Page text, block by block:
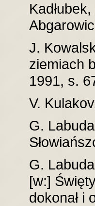
J.
ziemiach
1991, s.
V.
G.
G.
[w:]
dokonał i